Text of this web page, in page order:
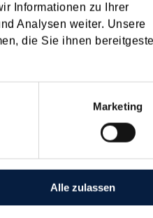
Informationen zu Ihrer
Analysen weiter. Unsere
die Sie ihnen
Marketing
Alle zulassen
DEZ [ X ]
dieses Mal zum Anlass für
zu sparen...